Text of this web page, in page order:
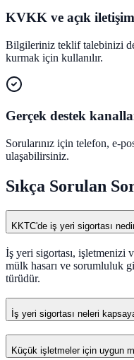
KVKK ve açık iletişim
Bilgileriniz teklif talebinizi
kurmak için kullanılır.
Gerçek destek
Sorularınız için telefon, e-
ulaşabilirsiniz.
Sıkça Sorulan
KKTC'de iş yeri sigortası
İş yeri sigortası, işletmenizi
mülk hasarı ve sorumluluk
türüdür.
İş yeri sigortası neleri
Küçük işletmeler için uygun